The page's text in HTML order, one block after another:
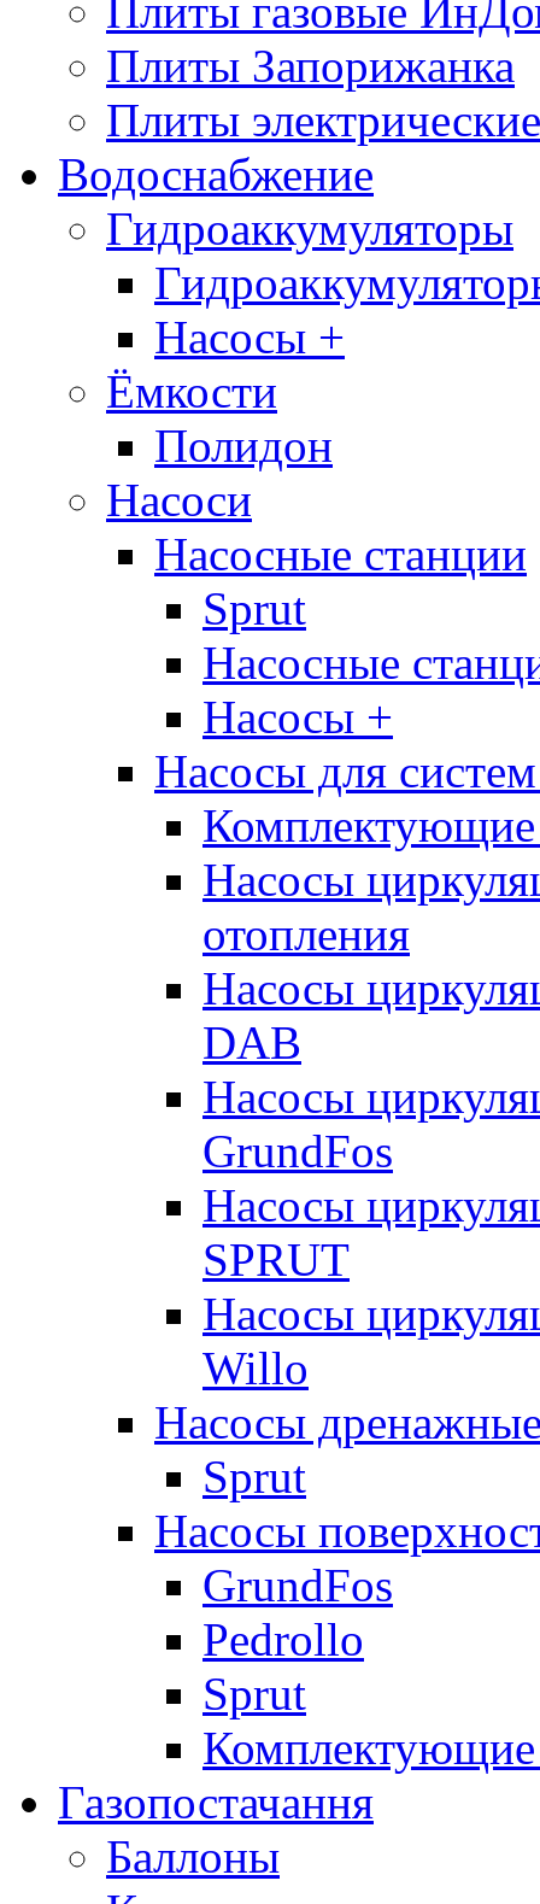
Плиты газовые
Плиты Запорижанка
Плиты
Водоснабжение
Гидроаккумуляторы
Насосы +
Ёмкости
Полидон
Насоси
Насосные станции
Sprut
Насосные
Насосы +
Насосы для
Комплектующие
Насосы
отопления
Насосы
DAB
Насосы
GrundFos
Насосы
SPRUT
Насосы
Willo
Насосы
Sprut
Насосы
GrundFos
Pedrollo
Sprut
Комплектующие
Газопостачання
Баллоны